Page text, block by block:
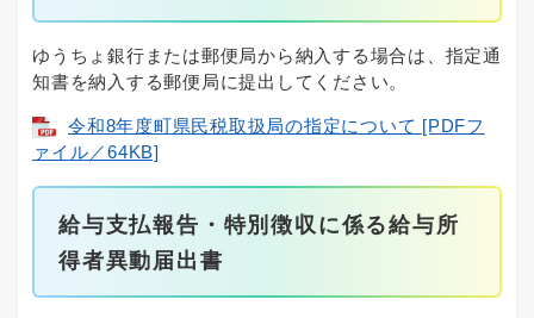
ゆうちょ銀行または郵便局から納入する場合は、指定通
知書を納入する郵便局に提出してください。
令和8年度町県民税取扱局の指定について [PDFフ
ァイル／64KB]
給与支払報告・特別徴収に係る給与所
得者異動届出書